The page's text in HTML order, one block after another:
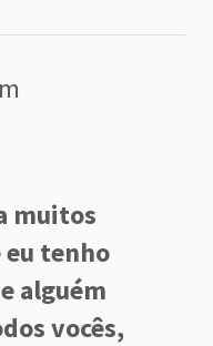
muitos
eu tenho
alguém
vocês,